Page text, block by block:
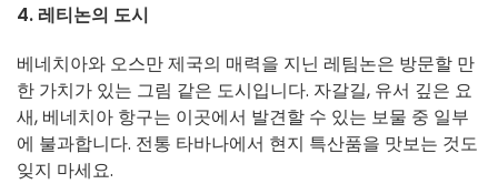
4. 레티논의 도시
베네치아와 오스만 제국의 매력을 지닌 레팀논은 방문할 만
한 가치가 있는 그림 같은 도시입니다. 자갈길, 유서 깊은 요
새, 베네치아 항구는 이곳에서 발견할 수 있는 보물 중 일부
에 불과합니다. 전통 타바나에서 현지 특산품을 맛보는 것도
잊지 마세요.